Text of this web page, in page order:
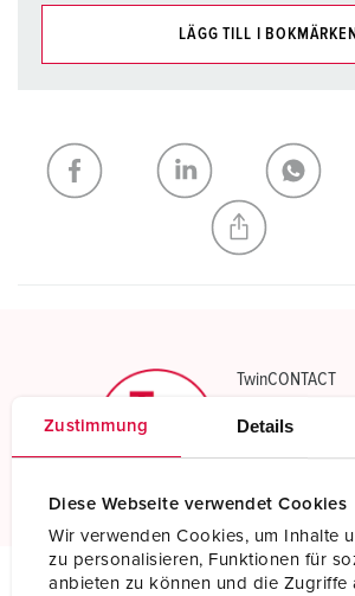
Zustimmung Details
Diese Webseite verwendet Cookies
Wir verwenden Cookies, um Inhalte
zu personalisieren, Funktionen für
anbieten zu können und die Zugriffe
LÄGG TILL I BOKMÄRKEN
Min lista
SKAPA EN NY LISTA
TwinCONTACT